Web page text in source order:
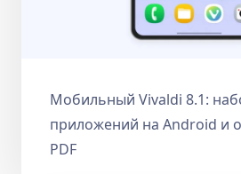
Мобильный Vivaldi 8.1:
приложений на Android и
PDF